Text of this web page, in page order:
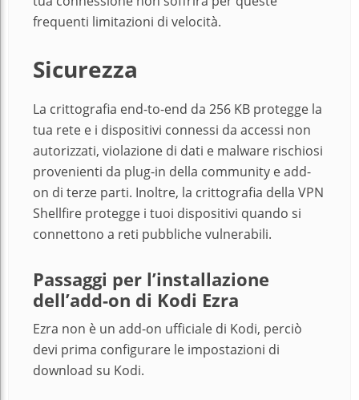
frequenti limitazioni di velocità.
Sicurezza
La crittografia end-to-end da 256 KB protegge la
tua rete e i dispositivi connessi da accessi non
autorizzati, violazione di dati e malware rischiosi
provenienti da plug-in della community e add-
on di terze parti. Inoltre, la crittografia della VPN
Shellfire protegge i tuoi dispositivi quando si
connettono a reti pubbliche vulnerabili.
Passaggi per l’installazione
dell’add-on di Kodi Ezra
Ezra non è un add-on ufficiale di Kodi, perciò
devi prima configurare le impostazioni di
download su Kodi.